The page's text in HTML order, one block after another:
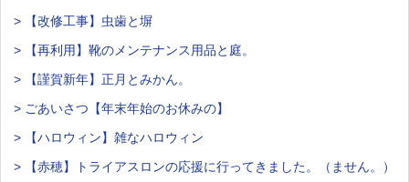
> 【改修工事】虫歯と塀
> 【再利用】靴のメンテナンス用品と庭。
> 【謹賀新年】正月とみかん。
> ごあいさつ【年末年始のお休みの】
> 【ハロウィン】雑なハロウィン
> 【赤穂】トライアスロンの応援に行ってきました。（ません。）